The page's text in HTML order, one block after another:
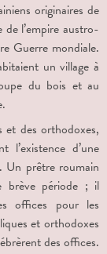
originaires de
de l’empire austro-
Guerre mondiale.
un village à
du bois et au
et des orthodoxes,
d’une
Un prêtre roumain
brève période ; il
offices pour les
et orthodoxes
des offices.